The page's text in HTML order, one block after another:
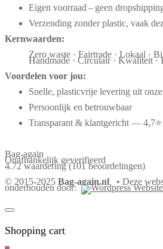
Eigen voorraad – geen
Verzending zonder plastic, vaak
Kernwaarden:
Zero waste · Fairtrade · Lokaal ·
Handmade · Circulair · Kwaliteit ·
Voordelen voor jou:
Snelle, plasticvrije levering uit
Persoonlijk en betrouwbaar
Transparant & klantgericht —
Bag-again
Onafhankelijk geverifieerd
4.72 waardering (101 beoordelingen)
© 2015-2025 Bag-again.nl • Deze
onderhouden door:
Shopping cart